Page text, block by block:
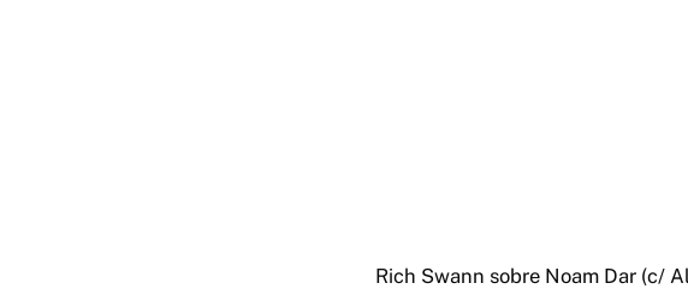
Rich Swann sobre Noam Dar (c/